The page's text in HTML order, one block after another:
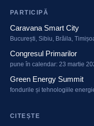
PARTICIPĂ
Caravana Smart City
București, Sibiu, Brăila,
Congresul Primarilor
pune în calendar: 23 martie
Green Energy Summit
fondurile și tehnologiile
CITEȘTE